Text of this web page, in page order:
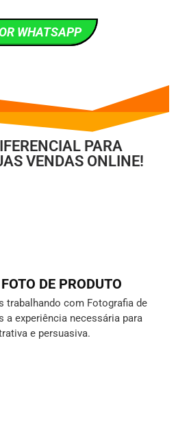
WHATSAPP
PARA
VENDAS ONLINE!
DE PRODUTO
trabalhando com Fotografia de
a experiência necessária para
e persuasiva.